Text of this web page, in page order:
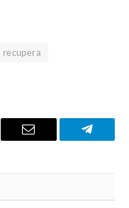
recupera
E-